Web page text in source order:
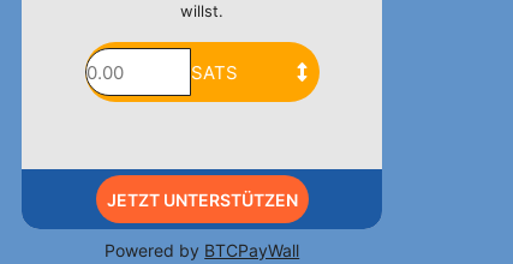
willst.
JETZT UNTERSTÜTZEN
Powered by BTCPayWall